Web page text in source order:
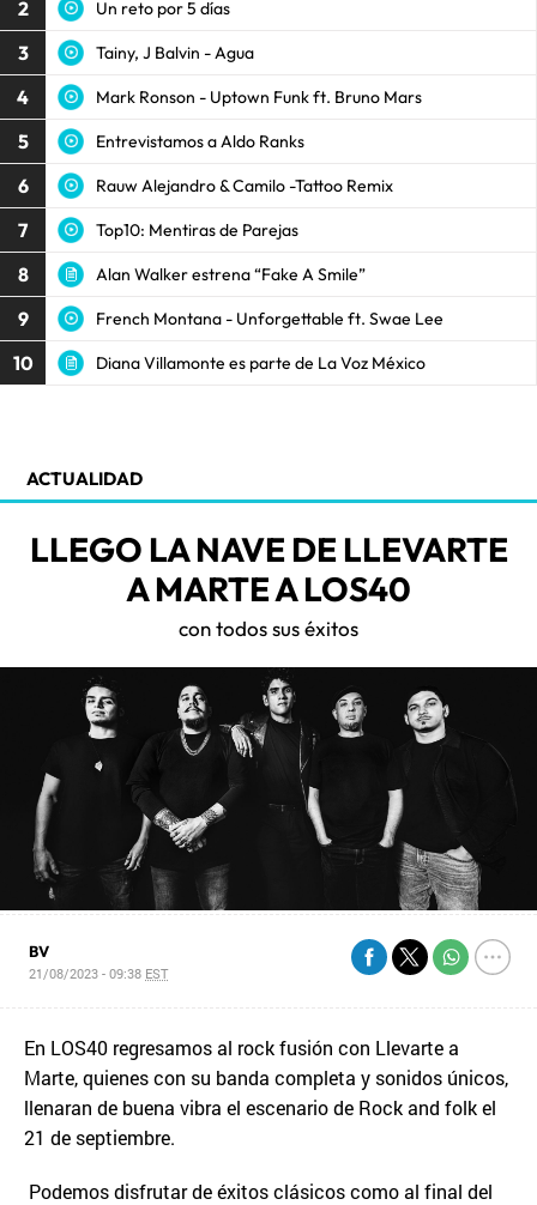
2 Un reto por 5 días
3 Tainy, J Balvin - Agua
4 Mark Ronson - Uptown Funk ft. Bruno Mars
5 Entrevistamos a Aldo Ranks
6 Rauw Alejandro & Camilo -Tattoo Remix
7 Top10: Mentiras de Parejas
8 Alan Walker estrena “Fake A Smile”
9 French Montana - Unforgettable ft. Swae Lee
10 Diana Villamonte es parte de La Voz México
ACTUALIDAD
LLEGO LA NAVE DE LLEVARTE
A MARTE A LOS40
con todos sus éxitos
BV
21/08/2023 - 09:38 EST
En LOS40 regresamos al rock fusión con Llevarte a
Marte, quienes con su banda completa y sonidos únicos,
llenaran de buena vibra el escenario de Rock and folk el
21 de septiembre.
Podemos disfrutar de éxitos clásicos como al final del